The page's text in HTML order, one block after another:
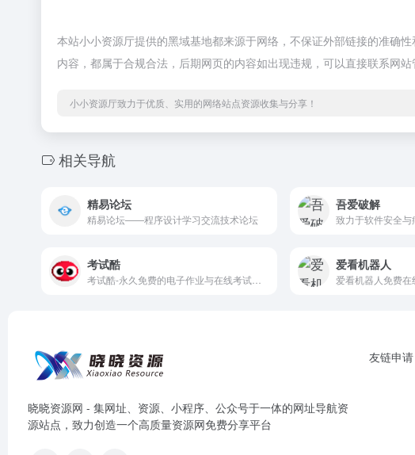
本站小小资源厅提供的黑域基地都来源于网络，不保证外部链接的准确
内容，都属于合规合法，后期网页的内容如出现违规，可以直接联系网
小小资源厅致力于优质、实用的网络站点资源收集与分享！
相关导航
精易论坛
精易论坛——程序设计学习交流技术论坛
吾爱破解
考试酷 爱看机器人
晓晓资源网 - 集网址、资源、小程序、公众号于一体的网址导航资
源站点，致力创造一个高质量资源网免费分享平台
友链申请